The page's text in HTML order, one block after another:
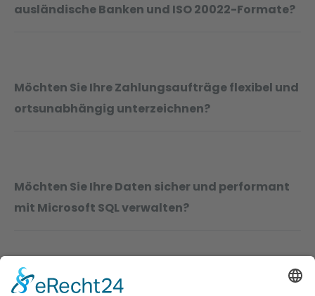
ausländische Banken und ISO 20022-Formate?
Möchten Sie Ihre Zahlungsaufträge flexibel und
ortsunabhängig unterzeichnen?
Möchten Sie Ihre Daten sicher und performant
mit Microsoft SQL verwalten?